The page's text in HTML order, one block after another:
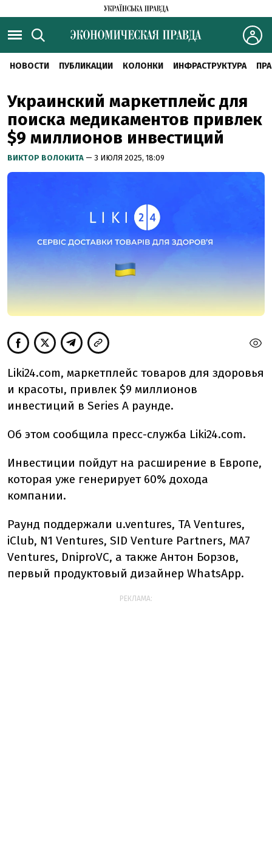
НОВОСТИ ПУБЛИКАЦИИ КОЛОНКИ ИНФРАСТРУКТУРА
Украинский маркетплейс для
поиска медикаментов привлек
$9 миллионов инвестиций
ВИКТОР ВОЛОКИТА — 3 ИЮЛЯ 2025, 18:09
Liki24.com, маркетплейс товаров для здоровья
и красоты, привлек $9 миллионов
инвестиций в Series A раунде.
Об этом сообщила пресс-служба Liki24.com.
Инвестиции пойдут на расширение в Европе,
которая уже генерирует 60% дохода
компании.
Раунд поддержали u.ventures, TA Ventures,
iClub, N1 Ventures, SID Venture Partners, MA7
Ventures, DniproVC, а также Антон Борзов,
первый продуктовый дизайнер WhatsApp.
РЕКЛАМА: